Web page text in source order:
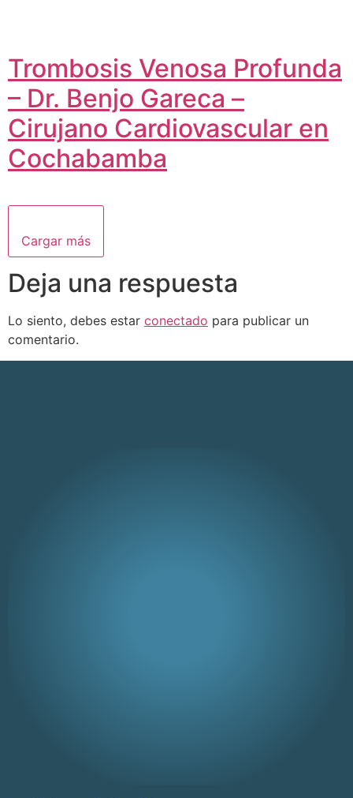
Trombosis Venosa Profunda
– Dr. Benjo Gareca –
Cirujano Cardiovascular en
Cochabamba
Cargar más
Deja una respuesta
Lo siento, debes estar conectado para publicar un
comentario.